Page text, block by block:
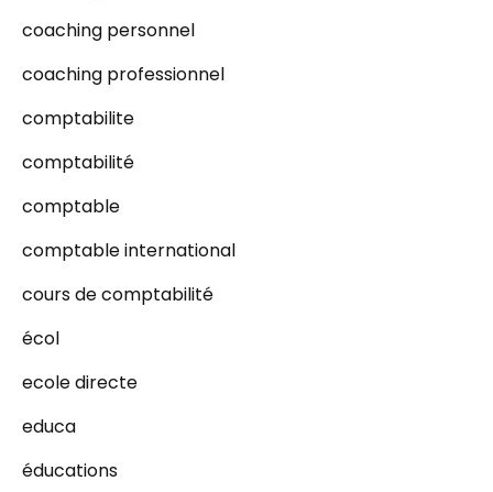
coaching personnel
coaching professionnel
comptabilite
comptabilité
comptable
comptable international
cours de comptabilité
écol
ecole directe
educa
éducations